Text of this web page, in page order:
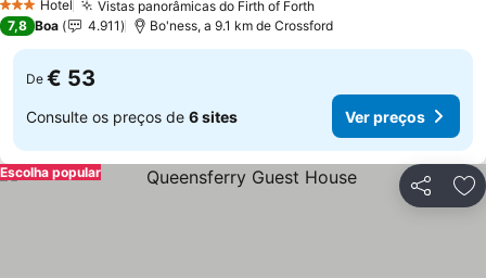
3 EstrelasHotel Vistas panorâmicas do Firth of ForthVer preços
7,8 Boa 4.911 Bo'ness, a 9.1 km de Crossford
De € 53
Consulte os preços de 6 sites Ver preços
Partilhar
Escolha popular